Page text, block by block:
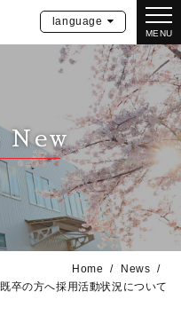
MENU
language
New
Home
News
卒の方へ採用活動状況について